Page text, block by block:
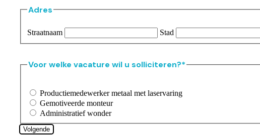
Adres
Straatnaam Stad
Voor welke vacature wil u solliciteren?*
Productiemedewerker metaal met laservaring
Gemotiveerde monteur
Administratief wonder